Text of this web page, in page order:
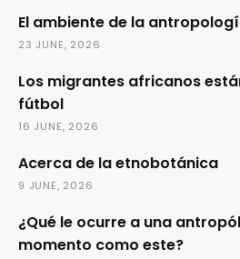
El ambiente de la
23 JUNE, 2026
Los migrantes africanos
fútbol
16 JUNE, 2026
Acerca de la etnobotánica
9 JUNE, 2026
¿Qué le ocurre a una
momento como este?